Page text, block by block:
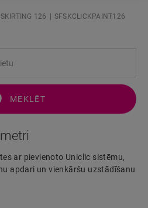
126
SFSKCLICKPAINT126
MEKLĒT
ar pievienoto Uniclic sistēmu,
apdari un vienkāršu uzstādīšanu